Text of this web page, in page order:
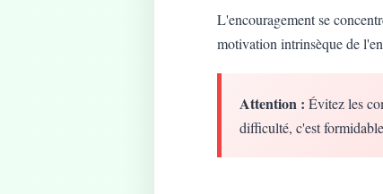
L'encouragement se
motivation intrinsèque de
Attention : Évitez les
difficulté, c'est